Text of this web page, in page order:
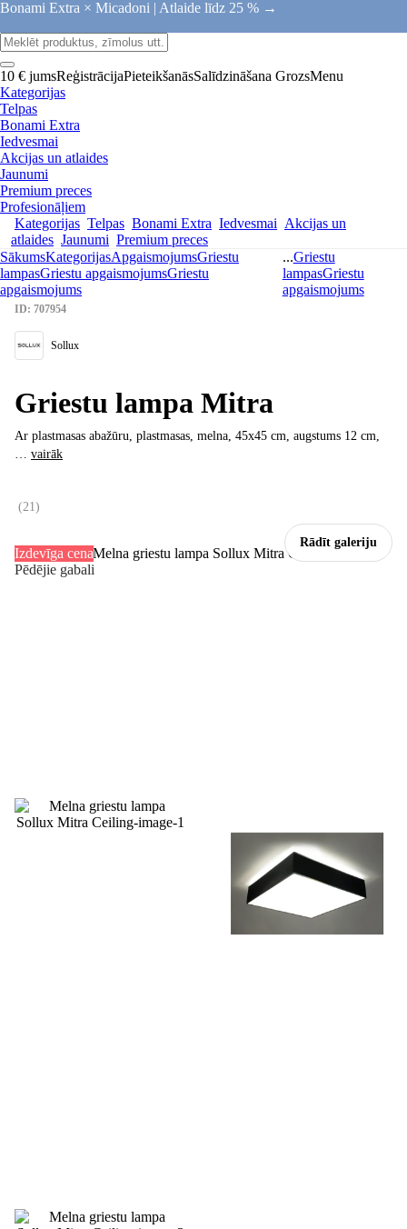
Bonami Extra × Micadoni | Atlaide līdz 25 % →
10 € jumsReģistrācijaPieteikšanāsSalīdzināšana GrozsMenu
Kategorijas
Telpas
Bonami Extra
Iedvesmai
Akcijas un atlaides
Jaunumi
Premium preces
Profesionāļiem
Kategorijas Telpas Bonami Extra Iedvesmai Akcijas un
atlaides Jaunumi Premium preces
SākumsKategorijasApgaismojumsGriestu
lampasGriestu apgaismojumsGriestu
apgaismojums
...Griestu
lampasGriestu
apgaismojums
Rādīt galeriju
Izdevīga cena
Pēdējie gabali
ID: 707954
Sollux
Griestu lampa Mitra
Ar plastmasas abažūru, plastmasas, melna, 45x45 cm, augstums 12 cm,
… vairāk
(21 )